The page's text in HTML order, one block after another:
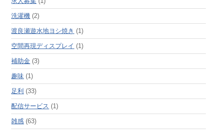
洗濯機 (2)
渡良瀬遊水地ヨシ焼き (1)
空間再現ディスプレイ (1)
補助金 (3)
趣味 (1)
足利 (33)
配信サービス (1)
雑感 (63)